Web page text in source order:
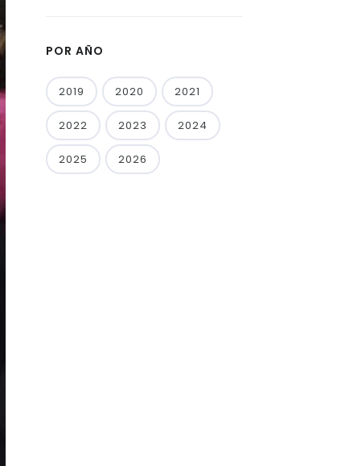
POR AÑO
2019 2020 2021
2022 2023 2024
2025 2026